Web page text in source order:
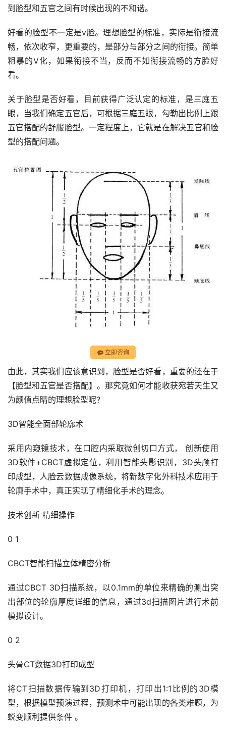
到脸型和五官之间有时候出现的不和谐。
好看的脸型不一定是v脸。理想脸型的标准，实际是衔接流
畅，依次收窄，更重要的，是部分与部分之间的衔接。简单
粗暴的V化，如果衔接不当，反而不如衔接流畅的方脸好
看。
关于脸型是否好看，目前获得广泛认定的标准，是三庭五
眼，当我们确定五官后，可根据三庭五眼，勾勒出比例上跟
五官搭配的舒服脸型。一定程度上，它就是在解决五官和脸
型的搭配问题。
立即咨询
由此，其实我们应该意识到，脸型是否好看，重要的还在于
【脸型和五官是否搭配】。那究竟如何才能收获宛若天生又
为颜值点睛的理想脸型呢?
3D智能全面部轮廓术
采用内窥镜技术，在口腔内采取微创切口方式， 创新使用
3D软件+CBCT虚拟定位，利用智能头影识别，3D头颅打
印成型，人脸云数据成像系统，将新数字化外科技术应用于
轮廓手术中，真正实现了精细化手术的理念。
技术创新 精细操作
0 1
CBCT智能扫描立体精密分析
通过CBCT 3D扫描系统，以0.1mm的单位来精确的测出突
出部位的轮廓厚度详细的信息，通过3d扫描图片进行术前
模拟设计。
0 2
头骨CT数据3D打印成型
将CT扫描数据传输到3D打印机，打印出1:1比例的3D模
型，根据模型预演过程，预测术中可能出现的各类难题，为
蜕变顺利提供条件 。